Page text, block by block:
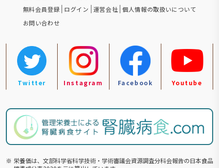
無料会員登録 ログイン 運営会社 個人情報の取扱いについて
お問い合わせ
Twitter Instagram Facebook Youtube
※ 栄養価は、文部科学省科学技術・学術審議会資源調査分科会報告の⽇本食品